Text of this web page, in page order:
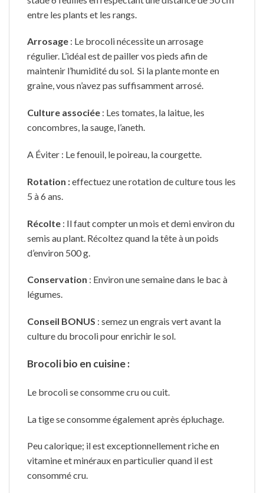
entre les plants et les rangs.
Arrosage : Le brocoli nécessite un arrosage
régulier. L’idéal est de pailler vos pieds afin de
maintenir l’humidité du sol. Si la plante monte en
graine, vous n’avez pas suffisamment arrosé.
Culture associée : Les tomates, la laitue, les
concombres, la sauge, l’aneth.
A Éviter : Le fenouil, le poireau, la courgette.
Rotation :effectuez une rotation de culture tous les
5 à 6 ans.
Récolte : Il faut compter un mois et demi environ du
semis au plant. Récoltez quand la tête à un poids
d’environ 500 g.
Conservation : Environ une semaine dans le bac à
légumes.
Conseil BONUS : semez un engrais vert avant la
culture du brocoli pour enrichir le sol.
Brocoli bio en cuisine :
Le brocoli se consomme cru ou cuit.
La tige se consomme également après épluchage.
Peu calorique; il est exceptionnellement riche en
vitamine et minéraux en particulier quand il est
consommé cru.